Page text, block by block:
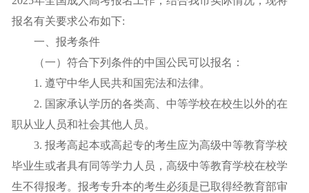
报名有关要求公布如下:
一、报考条件
（一）符合下列条件的中国公民可以报名：
1. 遵守中华人民共和国宪法和法律。
2. 国家承认学历的各类高、中等学校在校生以外的在
职从业人员和社会其他人员。
3. 报考高起本或高起专的考生应为高级中等教育学校
毕业生或者具有同等学力人员，高级中等教育学校在校学
生不得报考。报考专升本的考生必须是已取得经教育部审